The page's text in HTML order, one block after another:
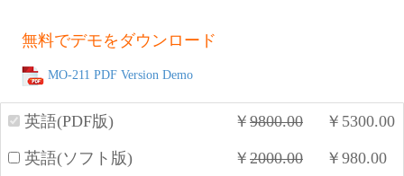
無料でデモをダウンロード
MO-211 PDF Version Demo
英語(PDF版) ￥ 9800.00 ￥ 5300.00
英語(ソフト版) ￥ 2000.00 ￥ 980.00